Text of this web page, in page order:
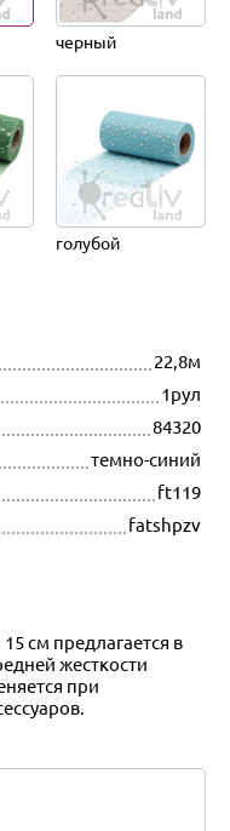
черный
голубой
22,8м
1рул
84320
темно-синий
ft119
fatshpzv
см предлагается в
жесткости
при